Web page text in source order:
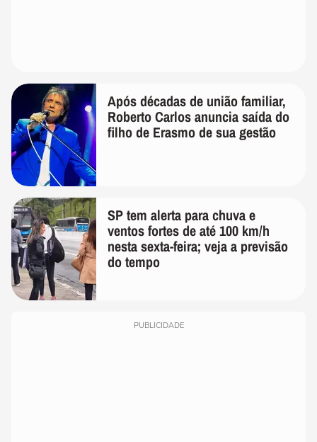
Após décadas de união familiar,
Roberto Carlos anuncia saída do
filho de Erasmo de sua gestão
SP tem alerta para chuva e
ventos fortes de até 100 km/h
nesta sexta-feira; veja a previsão
do tempo
PUBLICIDADE